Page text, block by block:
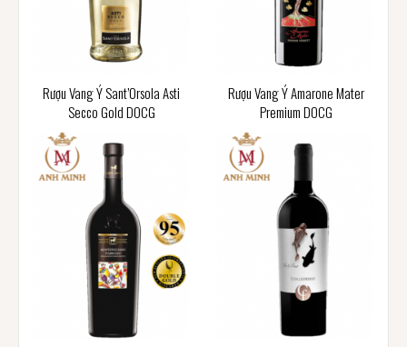
Rượu Vang Ý Sant’Orsola Asti
Secco Gold DOCG
Rượu Vang Ý Amarone Mater
Premium DOCG